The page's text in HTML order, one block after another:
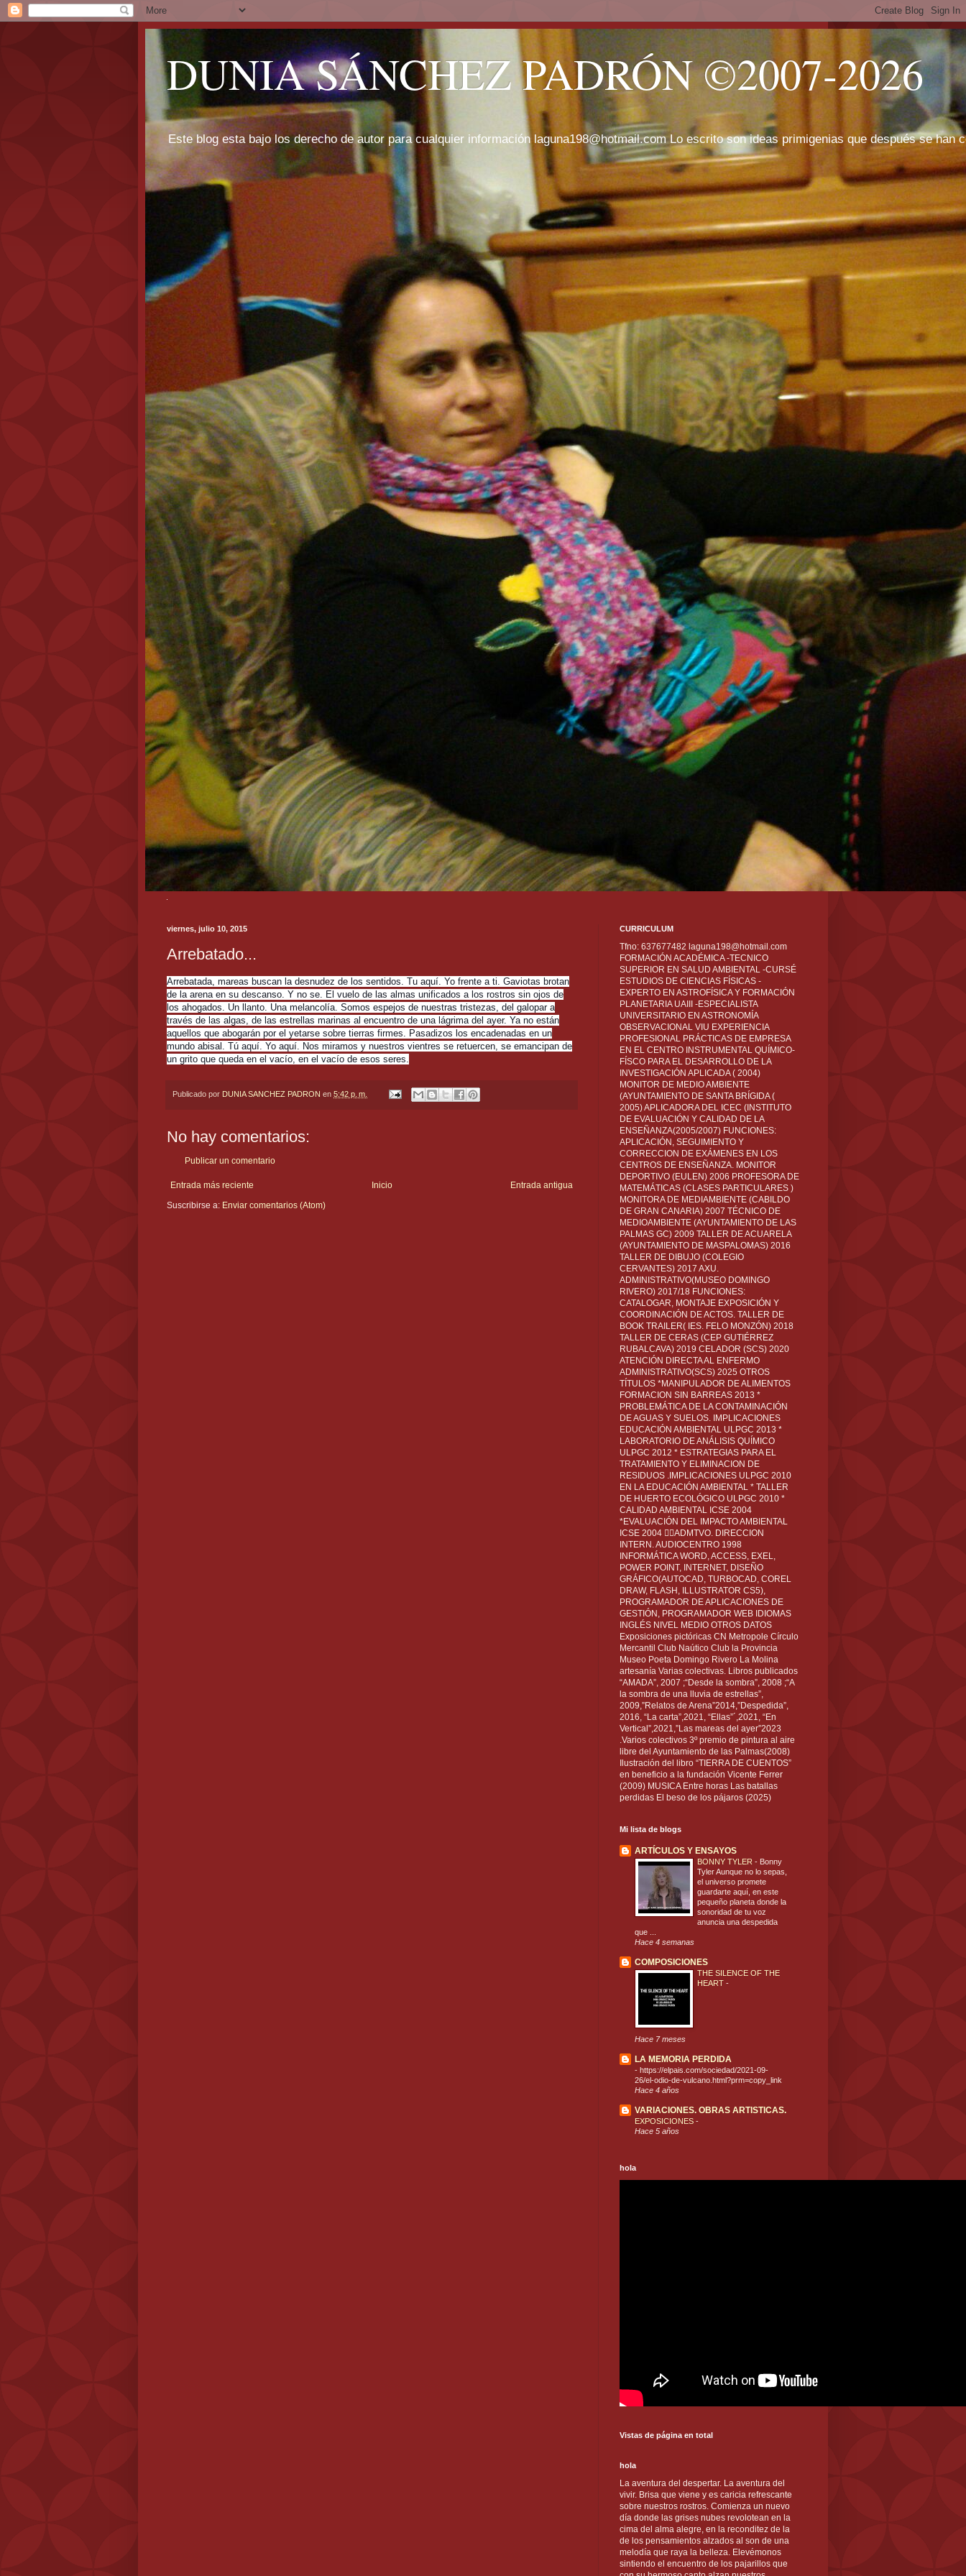
DUNIA SÁNCHEZ PADRÓN ©2007-2026
Este blog esta bajo los derecho de autor para cualquier información laguna198@hotmail.com Lo escrito son ideas primigenias que después se han
viernes, julio 10, 2015
Arrebatado...
Arrebatada, mareas buscan la desnudez de los sentidos. Tu aquí. Yo frente a ti. Gaviotas brotan
de la arena en su descanso. Y no se. El vuelo de las almas unificados a los rostros sin ojos de
los ahogados. Un llanto. Una melancolía. Somos espejos de nuestras tristezas, del galopar a
través de las algas, de las estrellas marinas al encuentro de una lágrima del ayer. Ya no están
aquellos que abogarán por el yetarse sobre tierras firmes. Pasadizos los encadenadas en un
mundo abisal. Tú aquí. Yo aquí. Nos miramos y nuestros vientres se retuercen, se emancipan de
un grito que queda en el vacío, en el vacío de esos seres.
Publicado por DUNIA SANCHEZ PADRON en 5:42 p. m.
No hay comentarios:
Publicar un comentario
Entrada más reciente Entrada antigua
Inicio
Suscribirse a: Enviar comentarios (Atom)
CURRICULUM
Tfno: 637677482 laguna198@hotmail.com
FORMACIÓN ACADÉMICA -TECNICO
SUPERIOR EN SALUD AMBIENTAL -CURSÉ
ESTUDIOS DE CIENCIAS FÍSICAS -
EXPERTO EN ASTROFÍSICA Y FORMACIÓN
PLANETARIA UAIII -ESPECIALISTA
UNIVERSITARIO EN ASTRONOMÍA
OBSERVACIONAL VIU EXPERIENCIA
PROFESIONAL PRÁCTICAS DE EMPRESA
EN EL CENTRO INSTRUMENTAL QUÍMICO-
FÍSCO PARA EL DESARROLLO DE LA
INVESTIGACIÓN APLICADA ( 2004)
MONITOR DE MEDIO AMBIENTE
(AYUNTAMIENTO DE SANTA BRÍGIDA (
2005) APLICADORA DEL ICEC (INSTITUTO
DE EVALUACIÓN Y CALIDAD DE LA
ENSEÑANZA(2005/2007) FUNCIONES:
APLICACIÓN, SEGUIMIENTO Y
CORRECCION DE EXÁMENES EN LOS
CENTROS DE ENSEÑANZA. MONITOR
DEPORTIVO (EULEN) 2006 PROFESORA DE
MATEMÁTICAS (CLASES PARTICULARES )
MONITORA DE MEDIAMBIENTE (CABILDO
DE GRAN CANARIA) 2007 TÉCNICO DE
MEDIOAMBIENTE (AYUNTAMIENTO DE LAS
PALMAS GC) 2009 TALLER DE ACUARELA
(AYUNTAMIENTO DE MASPALOMAS) 2016
TALLER DE DIBUJO (COLEGIO
CERVANTES) 2017 AXU.
ADMINISTRATIVO(MUSEO DOMINGO
RIVERO) 2017/18 FUNCIONES:
CATALOGAR, MONTAJE EXPOSICIÓN Y
COORDINACIÓN DE ACTOS. TALLER DE
BOOK TRAILER( IES. FELO MONZÓN) 2018
TALLER DE CERAS (CEP GUTIÉRREZ
RUBALCAVA) 2019 CELADOR (SCS) 2020
ATENCIÓN DIRECTA AL ENFERMO
ADMINISTRATIVO(SCS) 2025 OTROS
TÍTULOS *MANIPULADOR DE ALIMENTOS
FORMACION SIN BARREAS 2013 *
PROBLEMÁTICA DE LA CONTAMINACIÓN
DE AGUAS Y SUELOS. IMPLICACIONES
EDUCACIÓN AMBIENTAL ULPGC 2013 *
LABORATORIO DE ANÁLISIS QUÍMICO
ULPGC 2012 * ESTRATEGIAS PARA EL
TRATAMIENTO Y ELIMINACION DE
RESIDUOS .IMPLICACIONES ULPGC 2010
EN LA EDUCACIÓN AMBIENTAL * TALLER
DE HUERTO ECOLÓGICO ULPGC 2010 *
CALIDAD AMBIENTAL ICSE 2004
*EVALUACIÓN DEL IMPACTO AMBIENTAL
ICSE 2004 ADMTVO. DIRECCION
INTERN. AUDIOCENTRO 1998
INFORMÁTICA WORD, ACCESS, EXEL,
POWER POINT, INTERNET, DISEÑO
GRÁFICO(AUTOCAD, TURBOCAD, COREL
DRAW, FLASH, ILLUSTRATOR CS5),
PROGRAMADOR DE APLICACIONES DE
GESTIÓN, PROGRAMADOR WEB IDIOMAS
INGLÉS NIVEL MEDIO OTROS DATOS
Exposiciones pictóricas CN Metropole Círculo
Mercantil Club Naútico Club la Provincia
Museo Poeta Domingo Rivero La Molina
artesanía Varias colectivas. Libros publicados
“AMADA”, 2007 ;“Desde la sombra”, 2008 ;“A
la sombra de una lluvia de estrellas”,
2009,”Relatos de Arena”2014,”Despedida”,
2016, “La carta”,2021, “Ellas”´,2021, “En
Vertical”,2021,”Las mareas del ayer”2023
.Varios colectivos 3º premio de pintura al aire
libre del Ayuntamiento de las Palmas(2008)
Ilustración del libro “TIERRA DE CUENTOS”
en beneficio a la fundación Vicente Ferrer
(2009) MUSICA Entre horas Las batallas
perdidas El beso de los pájaros (2025)
Mi lista de blogs
ARTÍCULOS Y ENSAYOS
BONNY TYLER - Bonny
Tyler Aunque no lo sepas,
el universo promete
guardarte aquí, en este
pequeño planeta donde la
sonoridad de tu voz
anuncia una despedida
que ...
Hace 4 semanas
COMPOSICIONES
THE SILENCE OF THE
HEART -
Hace 7 meses
LA MEMORIA PERDIDA
- https://elpais.com/sociedad/2021-09-
26/el-odio-de-vulcano.html?prm=copy_link
Hace 4 años
VARIACIONES. OBRAS ARTISTICAS.
EXPOSICIONES -
Hace 5 años
hola
Vistas de página en total
hola
La aventura del despertar. La aventura del
vivir. Brisa que viene y es caricia refrescante
sobre nuestros rostros. Comienza un nuevo
día donde las grises nubes revolotean en la
cima del alma alegre, en la reconditez de la
de los pensamientos alzados al son de una
melodía que raya la belleza. Elevémonos
sintiendo el encuentro de los pajarillos que